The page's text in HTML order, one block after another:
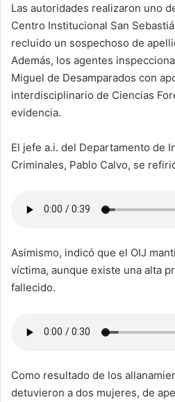
Las autoridades realizaron uno
Centro Institucional San
recluido un sospechoso de
Además, los agentes
Miguel de Desamparados con
interdisciplinario de Ciencias
evidencia.
El jefe a.i. del Departamento de
Criminales, Pablo Calvo, se
Asimismo, indicó que el OIJ
víctima, aunque existe una alta
fallecido.
Como resultado de los
detuvieron a dos mujeres, de